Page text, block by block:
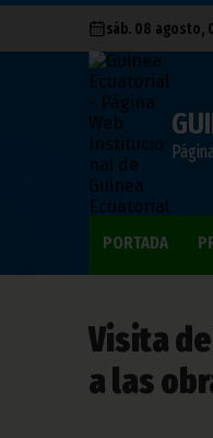
sáb. 08 agosto,
PORTADA
Visita
a las